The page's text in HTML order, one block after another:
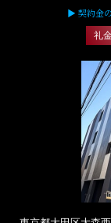
▶ 契約金
礼